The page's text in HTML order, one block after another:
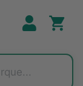
shopping_cart